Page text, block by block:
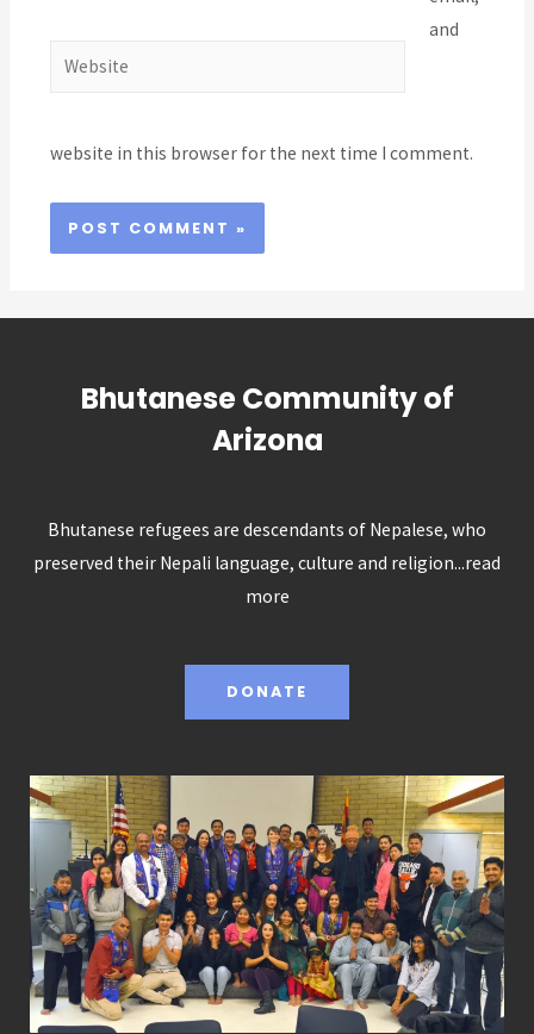
Website
and
website in this browser for the next time I comment.
Bhutanese Community of
Arizona
Bhutanese refugees are descendants of Nepalese, who
preserved their Nepali language, culture and religion...read
more
DONATE